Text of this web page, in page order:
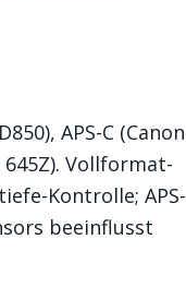
APS-C (Canon
Vollformat-
Kontrolle; APS-
beeinflusst